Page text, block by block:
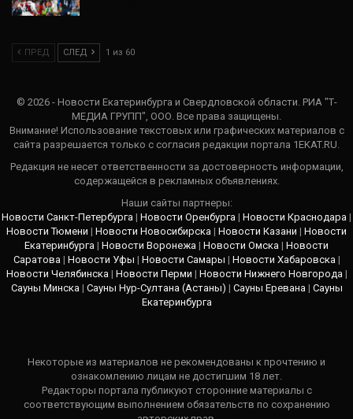
ПРЕД СЛЕД 1 из 60
© 2026 - Новости Екатеринбурга и Свердловской области. РИА "Т-
МЕДИА ГРУПП", ООО. Все права защищены.
Внимание! Использование текстовых или графических материалов с
сайта разрешается только c согласия редакции портала 1EKAT.RU.
Редакция не несет ответственности за достоверность информации,
содержащейся в рекламных объявлениях.
Наши сайты партнеры:
Новости Санкт-Петербурга | Новости Оренбурга | Новости Краснодара |
Новости Тюмени | Новости Новосибирска | Новости Казани | Новости
Екатеринбурга | Новости Воронежа | Новости Омска | Новости
Саратова| Новости Уфы | Новости Самары | Новости Хабаровска|
Новости Челябинска| Новости Перми | Новости Нижнего Новгорода|
Сауны Минска| Сауны Нур-Султана (Астаны) | Сауны Еревана| Сауны
Екатеринбурга
Некоторые из материалов не рекомендованы к прочтению и
ознакомлению лицам не достигшим 18 лет.
Редакторы портала публикуют сторонние материалы с
соответствующим выполнением обязательств по сохранению